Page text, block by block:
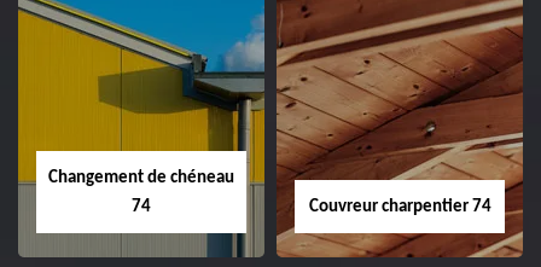
Changement de chéneau
74
Couvreur charpentier 74